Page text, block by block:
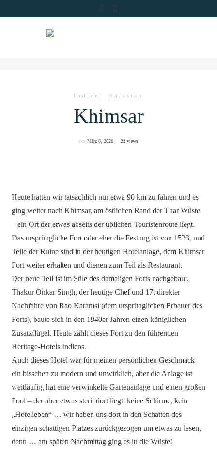
to
Indien Rajastan
Khimsar
on März 8, 2020 22 views
Heute hatten wir tatsächlich nur etwa 90 km zu fahren und es
ging weiter nach Khimsar, am östlichen Rand der Thar Wüste
– ein Ort der etwas abseits der üblichen Touristenroute liegt.
Das ursprüngliche Fort oder eher die Festung ist von 1523, und
Teile der Ruine sind in der heutigen Hotelanlage, dem Khimsar
Fort weiter erhalten und dienen zum Teil als Restaurant.
Der neue Teil ist im Stile des damaligen Forts nachgebaut.
Thakur Onkar Singh, der heutige Chef und 17. direkter
Nachfahre von Rao Karamsi (dem ursprünglichen Erbauer des
Forts), baute sich in den 1940er Jahren einen königlichen
Zusatzflügel. Heute zählt dieses Fort zu den führenden
Heritage-Hotels Indiens.
Auch dieses Hotel war für meinen persönlichen Geschmack
ein bisschen zu modern und unwirklich, aber die Anlage ist
weitläufig, hat eine verwinkelte Gartenanlage und einen großen
Pool – der aber etwas steril dort liegt: keine Schirme, kein
„Hotelleben“ … wir haben uns dort in den Schatten des
einzigen schattigen Platzes zurückgezogen um etwas zu lesen,
denn … am späten Nachmittag ging es in die Wüste!